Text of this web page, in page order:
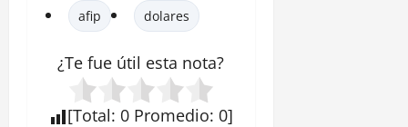
afip dolares
¿Te fue útil esta nota?
[Total: 0 Promedio: 0]